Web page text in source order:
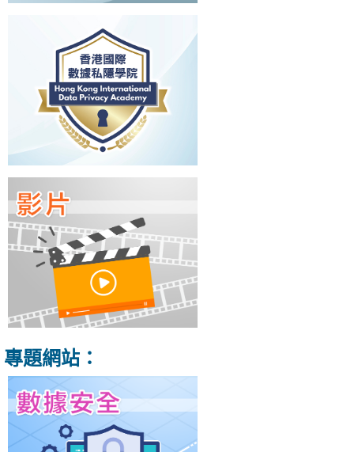
專題網站：